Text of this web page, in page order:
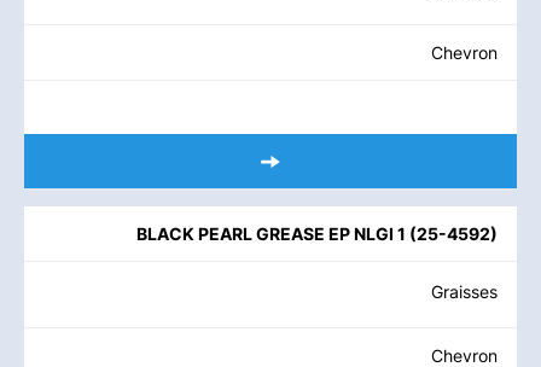
Chevron
BLACK PEARL GREASE EP NLGI 1 (25-4592)
Graisses
Chevron